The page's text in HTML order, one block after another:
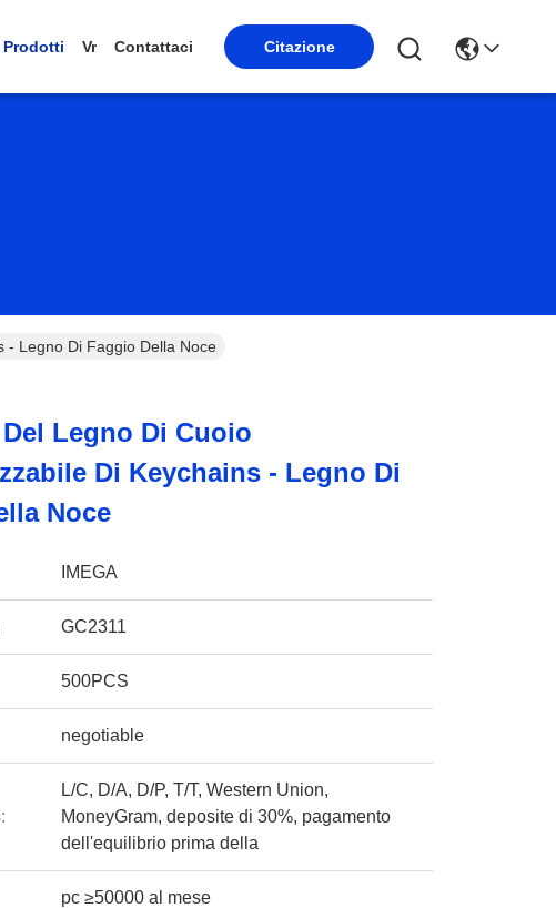
Prodotti Vr Contattaci Citazione
- Legno Di Faggio Della Noce
Legno Di Cuoio
Di Keychains - Legno Di
Noce
IMEGA
GC2311
500PCS
negotiable
L/C, D/A, D/P, T/T, Western Union,
MoneyGram, deposite di 30%, pagamento
dell'equilibrio prima della
pc ≥50000 al mese